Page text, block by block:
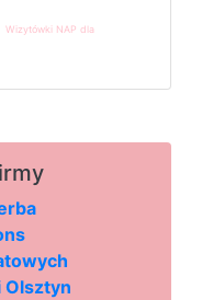
Wizytówki NAP dla
Olsztyn